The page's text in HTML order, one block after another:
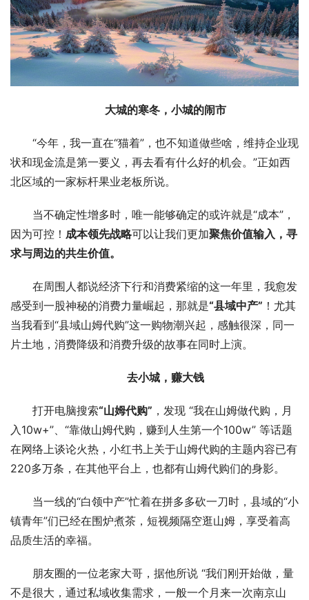
大城的寒冬，小城的闹市
“今年，我一直在“猫着”，也不知道做些啥，维持企业现
状和现金流是第一要义，再去看有什么好的机会。”正如西
北区域的一家标杆果业老板所说。
当不确定性增多时，唯一能够确定的或许就是“成本”，
因为可控！ 成本领先战略可以让我们更加聚焦价值输入，寻
求与周边的共生价值。
在周围人都说经济下行和消费紧缩的这一年里，我愈发
感受到一股神秘的消费力量崛起，那就是“县域中产” ！尤其
当我看到“县域山姆代购”这一购物潮兴起，感触很深，同一
片土地，消费降级和消费升级的故事在同时上演。
去小城，赚大钱
打开电脑搜索“山姆代购” ，发现 “我在山姆做代购，月
入10w+”、“靠做山姆代购，赚到人生第一个100w” 等话题
在网络上谈论火热，小红书上关于山姆代购的主题内容已有
220多万条，在其他平台上，也都有山姆代购们的身影。
当一线的“白领中产”忙着在拼多多砍一刀时，县域的“小
镇青年”们已经在围炉煮茶，短视频隔空逛山姆，享受着高
品质生活的幸福。
朋友圈的一位老家大哥，据他所说 “我们刚开始做，量
不是很大，通过私域收集需求，一般一个月来一次南京山